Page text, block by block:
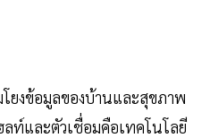
โยงข้อมูลของบ้านและสุขภาพ
ลท์และตัวเชื่อมคือเทคโนโลยี